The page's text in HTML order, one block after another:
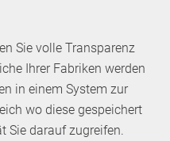
Sie volle Transparenz
Ihrer Fabriken werden
in einem System zur
wo diese gespeichert
Sie darauf zugreifen.